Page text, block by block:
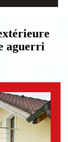
aguerri